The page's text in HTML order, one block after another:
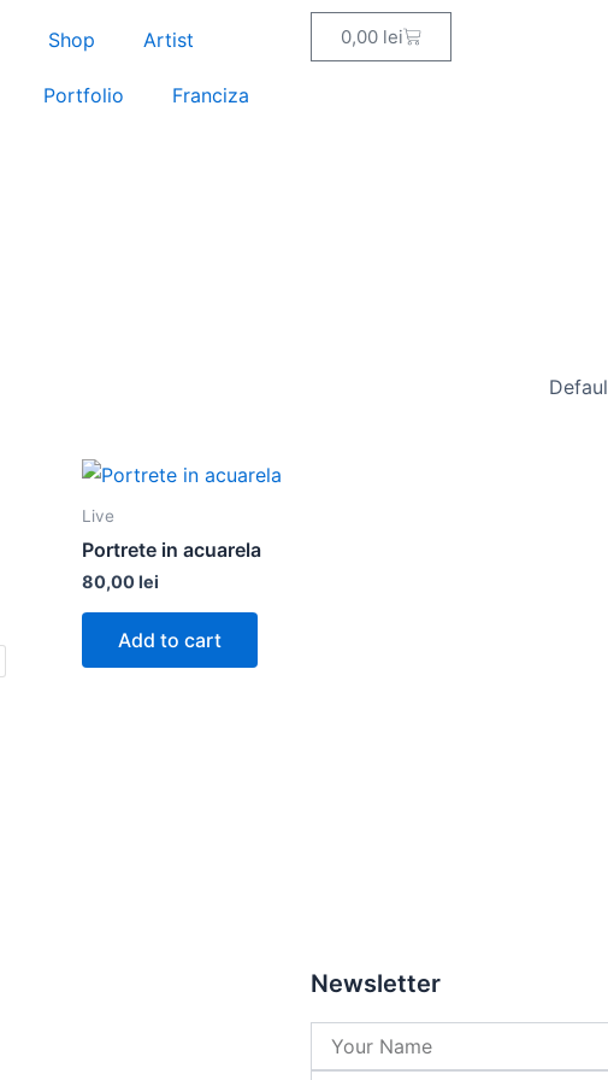
Shop Artist
Portfolio Franciza
0,00 leiCart
Live
Portrete in acuarela
80,00lei
Add to cart
Newsletter